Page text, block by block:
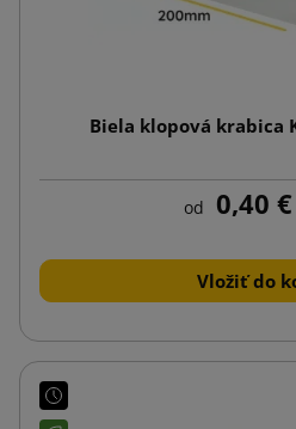
Biela klopová krabica
od 0,40 €
Vložiť do